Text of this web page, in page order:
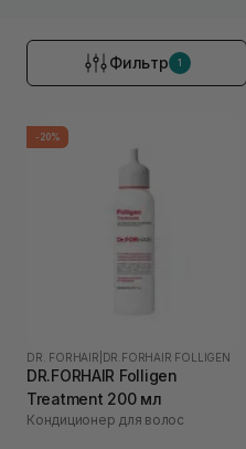
Фильтр 1
-20%
DR. FORHAIR DR.FORHAIR FOLLIGEN
DR.FORHAIR Folligen
Treatment 200 мл
Кондиционер для волос